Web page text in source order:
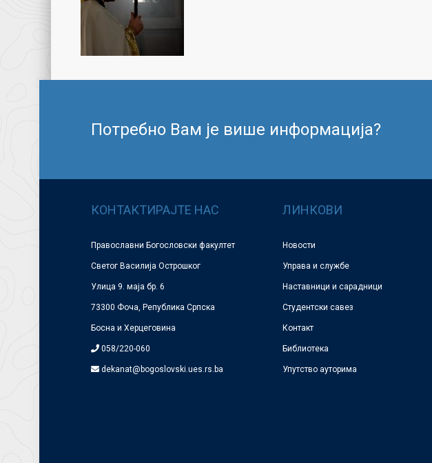
Потребно Вам је више информација?
КОНТАКТИРАЈТЕ НАС
Православни Богословски факултет
Светог Василија Острошког
Улица 9. маја бр. 6
73300 Фоча, Република Српска
Босна и Херцеговина
058/220-060
dekanat@bogoslovski.ues.rs.ba
ЛИНКОВИ
Новости
Управа и службе
Наставници и сарадници
Студентски савез
Контакт
Библиотека
Упутство ауторима